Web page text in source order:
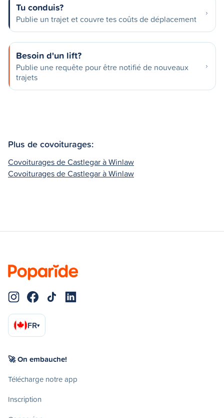
Tu conduis?
Publie un trajet et couvre tes coûts de déplacement
Besoin d'un lift?
Publie une requête pour être notifié de nouveaux
trajets
Plus de covoiturages:
Covoiturages de Castlegar à Winlaw
Covoiturages de Castlegar à Winlaw
FR▾
🚀 On embauche!
Télécharge notre app
Inscription